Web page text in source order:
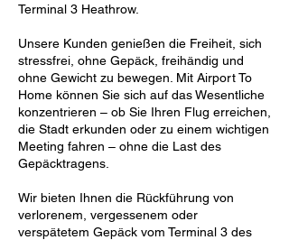
Terminal 3 Heathrow.
Unsere Kunden genießen die Freiheit, sich
stressfrei, ohne Gepäck, freihändig und
ohne Gewicht zu bewegen. Mit Airport To
Home können Sie sich auf das Wesentliche
konzentrieren – ob Sie Ihren Flug erreichen,
die Stadt erkunden oder zu einem wichtigen
Meeting fahren – ohne die Last des
Gepäcktragens.
Wir bieten Ihnen die Rückführung von
verlorenem, vergessenem oder
verspätetem Gepäck vom Terminal 3 des